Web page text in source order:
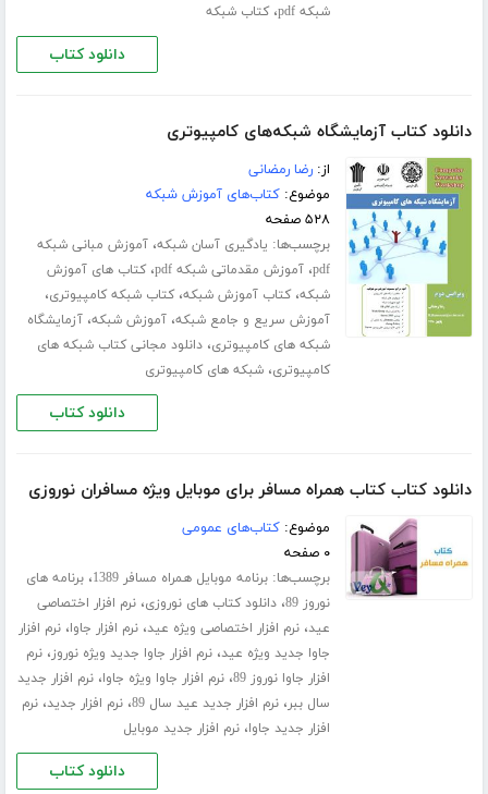
شبکه pdf
،کتاب شبکه
دانلود کتاب
دانلود کتاب آزمایشگاه شبکه‌های کامپیوتری
از:رضا رمضانی
موضوع:کتاب‌های آموزش شبکه
۵۲۸ صفحه
برچسب‌ها: یادگیری آسان شبکه،آموزش مبانی شبکه
pdf،آموزش مقدماتی شبکه pdf ،کتاب های آموزش
شبکه،کتاب آموزش شبکه،کتاب شبکه کامپیوتری،
آموزش سریع و جامع شبکه،آموزش شبکه،آزمایشگاه
شبکه های کامپیوتری،دانلود مجانی کتاب شبکه های
کامپیوتری،شبکه های کامپیوتری
دانلود کتاب
دانلود کتاب کتاب همراه مسافر برای موبایل ویژه مسافران نوروزی
موضوع:کتاب‌های عمومی
۰ صفحه
برچسب‌ها:برنامه موبایل همراه مسافر 1389 ،برنامه های
نوروز 89
،دانلود کتاب های نوروزی،نرم افزار اختصاصی
عید،نرم افزار اختصاصی ویژه عید،نرم افزار جاوا،نرم افزار
جاوا جدید ویژه عید،نرم افزار جاوا جدید ویژه نوروز،نرم
افزار جاوا نوروز 89
،نرم افزار جاوا ویژه جاوا،نرم افزار جدید
سال ببر،نرم افزار جدید عید سال 89 ،نرم افزار جدید،نرم
افزار جدید جاوا،نرم افزار جدید موبایل
دانلود کتاب